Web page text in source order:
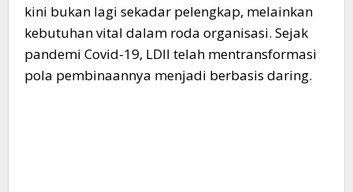
kini bukan lagi sekadar pelengkap, melainkan
kebutuhan vital dalam roda organisasi. Sejak
pandemi Covid-19, LDII telah mentransformasi
pola pembinaannya menjadi berbasis daring.